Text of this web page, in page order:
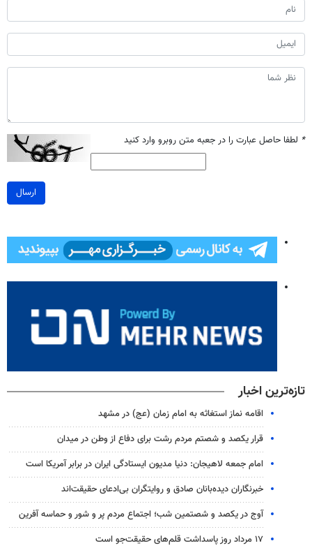
* لطفا حاصل عبارت را در جعبه متن روبرو وارد کنید
ارسال
تازه‌ترین اخبار
اقامه نماز استغاثه به امام زمان (عج) در مشهد
قرار یکصد و شصتم مردم رشت برای دفاع از وطن در میدان
امام جمعه لاهیجان: دنیا مدیون ایستادگی ایران در برابر آمریکا است
خبرنگاران دیده‌بانان صادق و روایتگران بی‌ادعای حقیقت‌اند
آوج در یکصد و شصتمین شب؛ اجتماع مردم پر و شور و حماسه آفرین
۱۷ مرداد روز پاسداشت قلم‌های حقیقت‌جو است